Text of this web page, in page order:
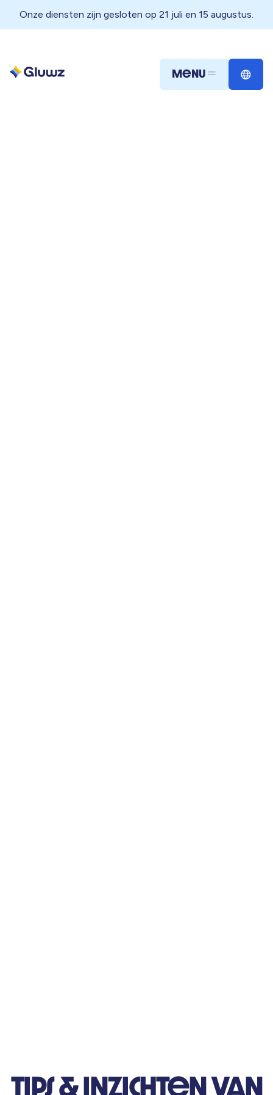
Onze diensten zijn gesloten op 21 juli en 15 augustus.
Menu
Close
Tips & inzichten van